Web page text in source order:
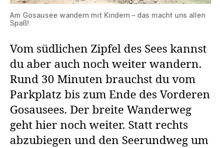
Am Gosausee wandern mit Kindern – das macht uns allen
Spaß!
Vom südlichen Zipfel des Sees kannst
du aber auch noch weiter wandern.
Rund 30 Minuten brauchst du vom
Parkplatz bis zum Ende des Vorderen
Gosausees. Der breite Wanderweg
geht hier noch weiter. Statt rechts
abzubiegen und den Seerundweg um